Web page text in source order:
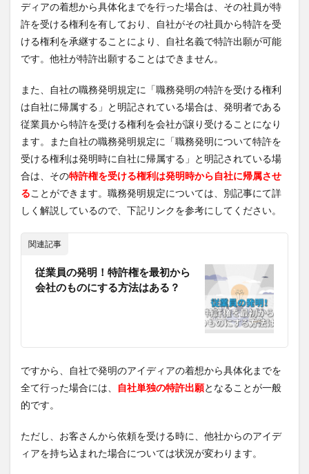
ディアの着想から具体化までを行った場合は、その社員が特
許を受ける権利を有しており、自社がその社員から特許を受
ける権利を承継することにより、自社名義で特許出願が可能
です。他社が特許出願することはできません。
また、自社の職務発明規定に「職務発明の特許を受ける権利
は自社に帰属する」と明記されている場合は、発明者である
従業員から特許を受ける権利を会社が譲り受けることになり
ます。また自社の職務発明規定に「職務発明について特許を
受ける権利は発明時に自社に帰属する」と明記されている場
合は、その特許権を受ける権利は発明時から自社に帰属させ
ることができます。職務発明規定については、別記事にて詳
しく解説しているので、下記リンクを参考にしてください。
関連記事
従業員の発明！特許権を最初から
会社のものにする方法はある？
ですから、自社で発明のアイディアの着想から具体化までを
全て行った場合には、
自社単独の特許出願となることが一般
的です。
ただし、お客さんから依頼を受ける時に、他社からのアイデ
ィアを持ち込まれた場合については状況が変わります。